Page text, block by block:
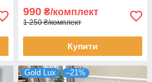
990 ₴/комплект
1 250 ₴/комплект
Купити
Gold Lux –21%